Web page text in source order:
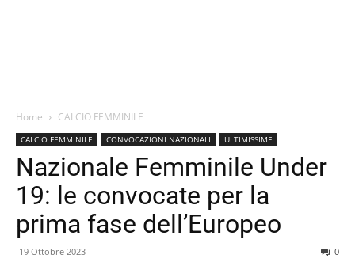
Home CALCIO FEMMINILE
CALCIO FEMMINILE CONVOCAZIONI NAZIONALI ULTIMISSIME
Nazionale Femminile Under
19: le convocate per la
prima fase dell’Europeo
19 Ottobre 2023 0